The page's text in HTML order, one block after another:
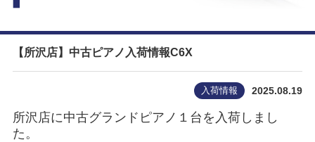
【所沢店】中古ピアノ入荷情報C6X
入荷情報 2025.08.19
所沢店に中古グランドピアノ１台を入荷しまし
た。